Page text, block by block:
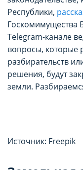
Республики,
Госкомимущества
Telegram-канале
вопросы, которые
разбирательств
решения, будут
земли.
Источник: Freepik